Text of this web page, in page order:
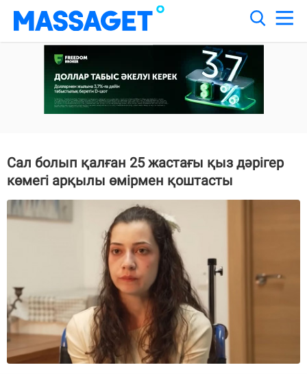
Сал болып қалған 25 жастағы қыз дәрігер
көмегі арқылы өмірмен қоштасты